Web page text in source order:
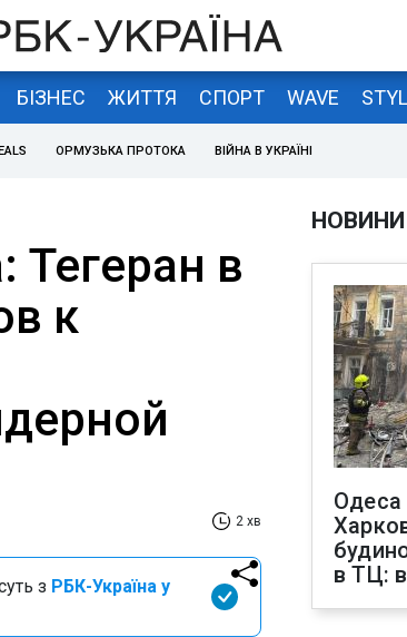
БІЗНЕС ЖИТТЯ СПОРТ WAVE
ОРМУЗЬКА ПРОТОКА ВІЙНА В УКРАЇНІ
в
к
2 хв
з РБК-Україна у
НОВИНИ
Одеса
в ТЦ: